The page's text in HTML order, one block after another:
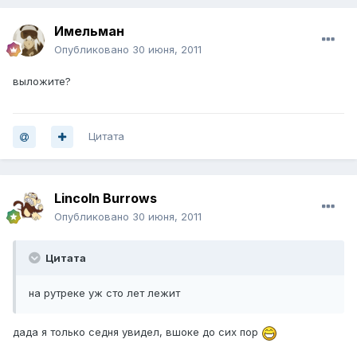
Имельман
Опубликовано 30 июня, 2011
выложите?
Цитата
Lincoln Burrows
Опубликовано 30 июня, 2011
Цитата
на рутреке уж сто лет лежит
дада я только седня увидел, вшоке до сих пор